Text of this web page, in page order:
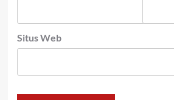
Situs Web